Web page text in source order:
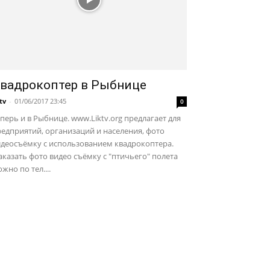
в Рыбнице
- 01/06/2017 23:45 0
и в Рыбнице. www.Liktv.org предлагает для
организаций и населения, фото
с использованием квадрокоптера.
фото видео съёмку с "птичьего" полета
по тел....